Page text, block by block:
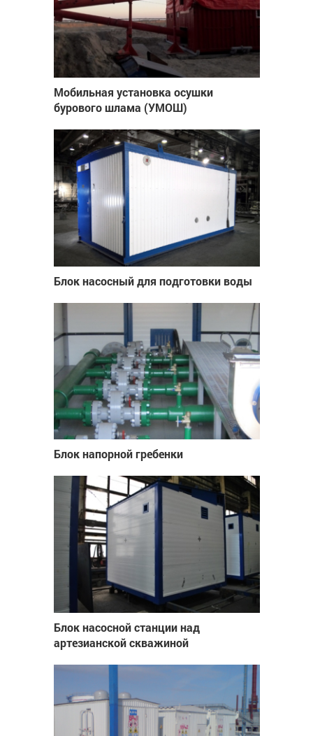
Мобильная установка осушки
бурового шлама (УМОШ)
Блок насосный для подготовки воды
Блок напорной гребенки
Блок насосной станции над
артезианской скважиной